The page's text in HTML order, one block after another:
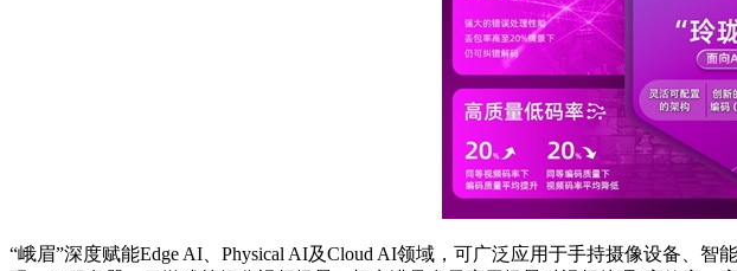
“峨眉”深度赋能Edge AI、Physical AI及Cloud AI领域，可广泛应用于手持摄像设备、